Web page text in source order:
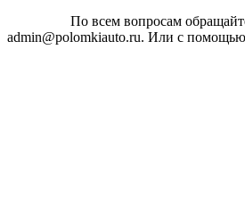
По всем вопросам
admin@polomkiauto.ru. Или с помощью